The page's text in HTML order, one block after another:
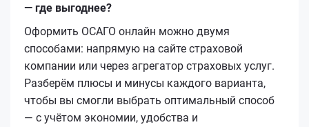
— где выгоднее?
Оформить ОСАГО онлайн можно двумя
способами: напрямую на сайте страховой
компании или через агрегатор страховых услуг.
Разберём плюсы и минусы каждого варианта,
чтобы вы смогли выбрать оптимальный способ
— с учётом экономии, удобства и